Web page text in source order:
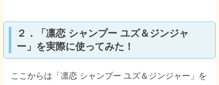
２．「凛恋 シャンプー ユズ＆ジンジャ
ー」を実際に使ってみた！
ここからは「凛恋 シャンプー ユズ＆ジンジャー」を